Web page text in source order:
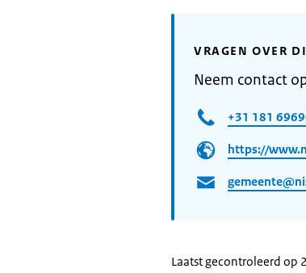
VRAGEN OVER
Neem contact
+31 181
https://
Laatst gecontroleerd op